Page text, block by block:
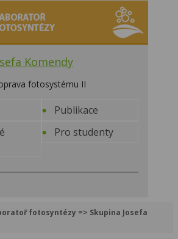
fotosyntézy
Komendy
fotosystému II
Publikace
Pro studenty
fotosyntézy => Skupina Josefa